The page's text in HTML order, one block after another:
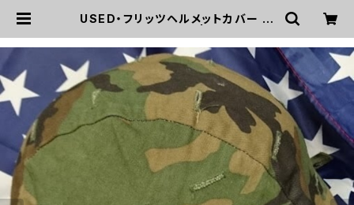
USED・フリッツヘルメットカバー ウ